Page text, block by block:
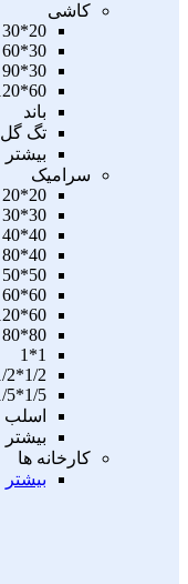
کاشی
20*30
30*60
30*90
60*120
باند
تگ گل
بیشتر
سرامیک
20*20
30*30
40*40
40*80
50*50
60*60
60*120
80*80
1*1
1/2*1/2
1/5*1/5
اسلب
بیشتر
کارخانه ها
بیشتر